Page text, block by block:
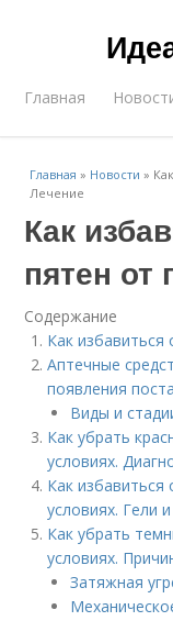
Главная
Главная » Новости »
Лечение
Как
пятен
Содержание
Как
Аптечные
появления
Виды и
Как убрать
условиях.
Как
условиях. Гели
Как убрать
условиях.
Затяжная